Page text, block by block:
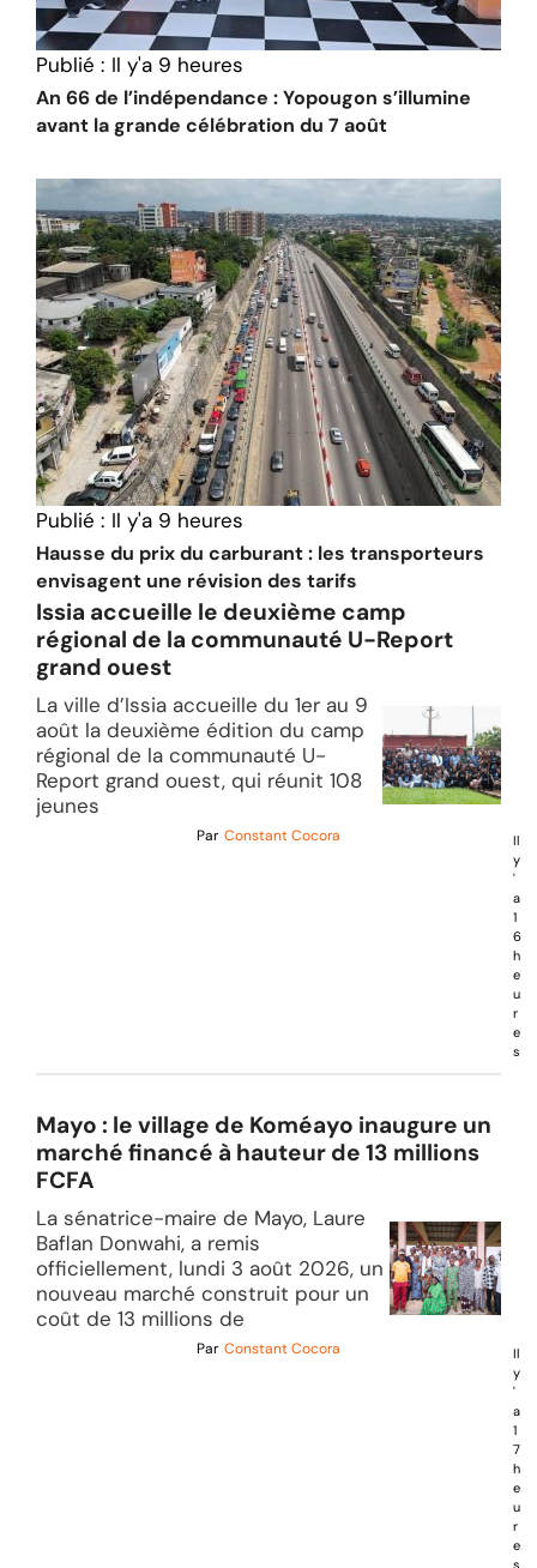
Publié : Il y'a 9 heures
An 66 de l’indépendance : Yopougon s’illumine
avant la grande célébration du 7 août
Publié : Il y'a 9 heures
Hausse du prix du carburant : les transporteurs
envisagent une révision des tarifs
Issia accueille le deuxième camp
régional de la communauté U-Report
grand ouest
La ville d’Issia accueille du 1er au 9
août la deuxième édition du camp
régional de la communauté U-
Report grand ouest, qui réunit 108
jeunes
Par Constant Cocora
Il
y
'
a
1
6
h
e
u
r
e
s
Mayo : le village de Koméayo inaugure un
marché financé à hauteur de 13 millions
FCFA
La sénatrice-maire de Mayo, Laure
Baflan Donwahi, a remis
officiellement, lundi 3 août 2026, un
nouveau marché construit pour un
coût de 13 millions de
Par Constant Cocora
Il
y
'
a
1
7
h
e
u
r
e
s